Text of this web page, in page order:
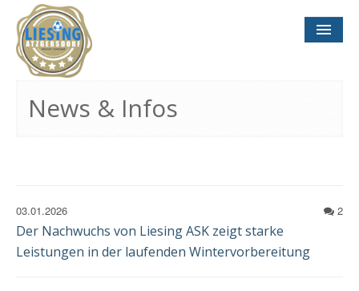
News & Infos
2
03.01.2026
Der Nachwuchs von Liesing ASK zeigt starke
Leistungen in der laufenden Wintervorbereitung